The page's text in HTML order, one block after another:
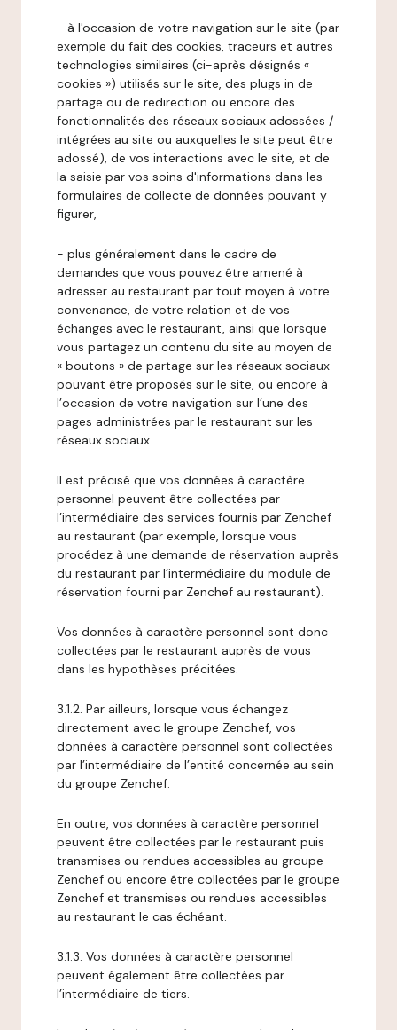
- à l'occasion de votre navigation sur le site (par
exemple du fait des cookies, traceurs et autres
technologies similaires (ci-après désignés «
cookies ») utilisés sur le site, des plugs in de
partage ou de redirection ou encore des
fonctionnalités des réseaux sociaux adossées /
intégrées au site ou auxquelles le site peut être
adossé), de vos interactions avec le site, et de
la saisie par vos soins d'informations dans les
formulaires de collecte de données pouvant y
figurer,
- plus généralement dans le cadre de
demandes que vous pouvez être amené à
adresser au restaurant par tout moyen à votre
convenance, de votre relation et de vos
échanges avec le restaurant, ainsi que lorsque
vous partagez un contenu du site au moyen de
« boutons » de partage sur les réseaux sociaux
pouvant être proposés sur le site, ou encore à
l’occasion de votre navigation sur l’une des
pages administrées par le restaurant sur les
réseaux sociaux.
Il est précisé que vos données à caractère
personnel peuvent être collectées par
l’intermédiaire des services fournis par Zenchef
au restaurant (par exemple, lorsque vous
procédez à une demande de réservation auprès
du restaurant par l’intermédiaire du module de
réservation fourni par Zenchef au restaurant).
Vos données à caractère personnel sont donc
collectées par le restaurant auprès de vous
dans les hypothèses précitées.
3.1.2. Par ailleurs, lorsque vous échangez
directement avec le groupe Zenchef, vos
données à caractère personnel sont collectées
par l’intermédiaire de l’entité concernée au sein
du groupe Zenchef.
En outre, vos données à caractère personnel
peuvent être collectées par le restaurant puis
transmises ou rendues accessibles au groupe
Zenchef ou encore être collectées par le groupe
Zenchef et transmises ou rendues accessibles
au restaurant le cas échéant.
3.1.3. Vos données à caractère personnel
peuvent également être collectées par
l’intermédiaire de tiers.